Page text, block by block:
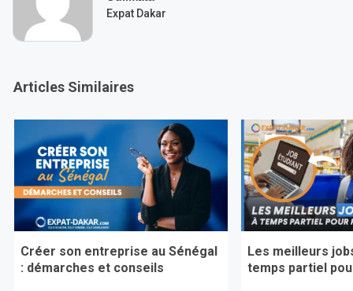
Expat Dakar
Articles Similaires
Créer son entreprise au Sénégal
: démarches et conseils
Les meilleurs
temps partiel